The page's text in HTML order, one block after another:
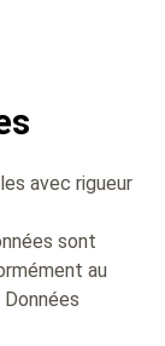
avec rigueur
sont
au